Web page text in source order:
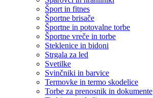
Šport in fitnes
Športne brisače
Športne in potovalne torbe
Športne vreče in torbe
Steklenice in bidoni
Strgala za led
Svetilke
Svinčniki in barvice
Termovke in termo skodelice
Torbe za prenosnik in dokumente